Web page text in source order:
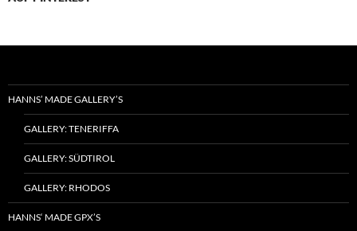
HANNS’ MADE GALLERY’S
GALLERY: TENERIFFA
GALLERY: SÜDTIROL
GALLERY: RHODOS
HANNS‘ MADE GPX’S